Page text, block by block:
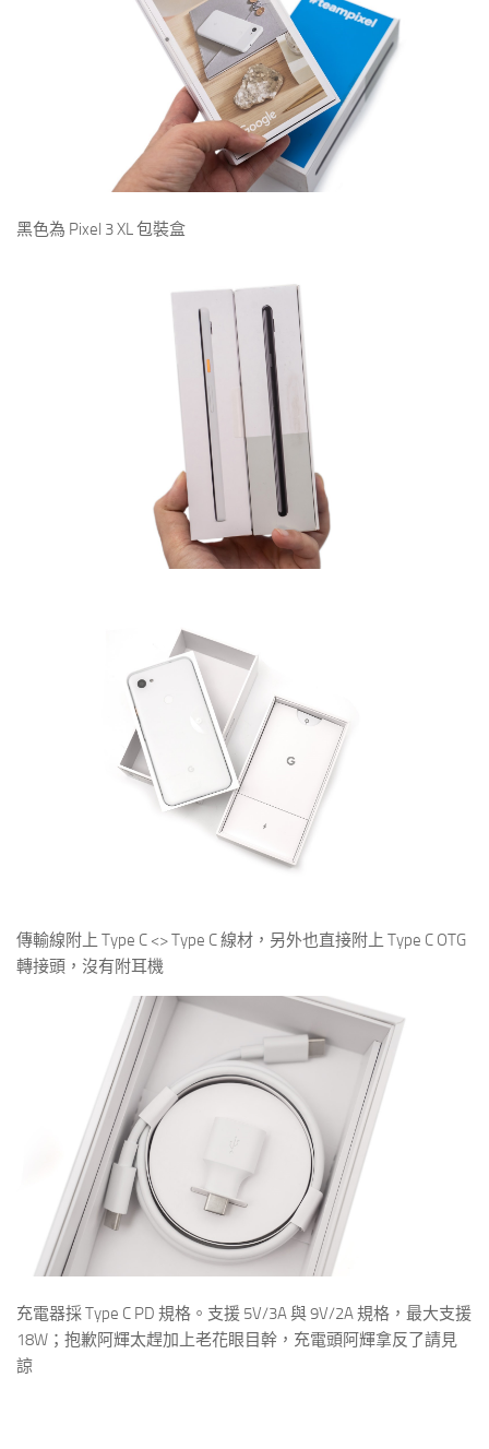
黑色為 Pixel 3 XL 包裝盒
傳輸線附上 Type C <> Type C 線材，另外也直接附上 Type C OTG
轉接頭，沒有附耳機
充電器採 Type C PD 規格。支援 5V/3A 與 9V/2A 規格，最大支援
18W；抱歉阿輝太趕加上老花眼目幹，充電頭阿輝拿反了請見
諒